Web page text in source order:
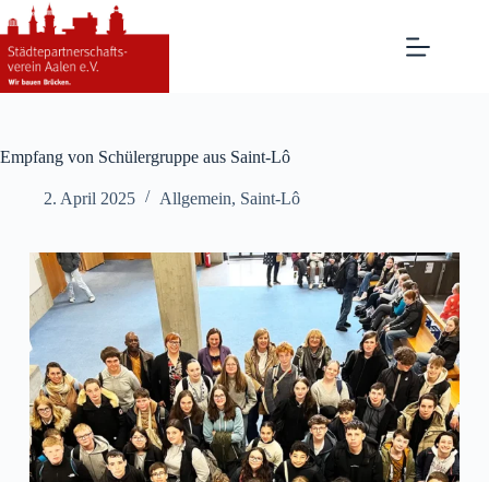
Inhalt
springen
Empfang von Schülergruppe aus Saint-Lô
2. April 2025 Allgemein, Saint-Lô